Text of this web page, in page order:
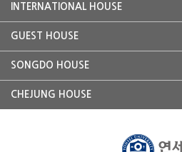
INTERNATIONAL HOUSE
GUEST HOUSE
SONGDO HOUSE
CHEJUNG HOUSE